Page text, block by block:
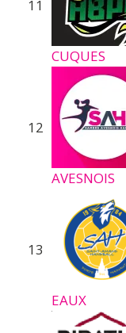
11
CUQUES
12
AVESNOIS
13
EAUX